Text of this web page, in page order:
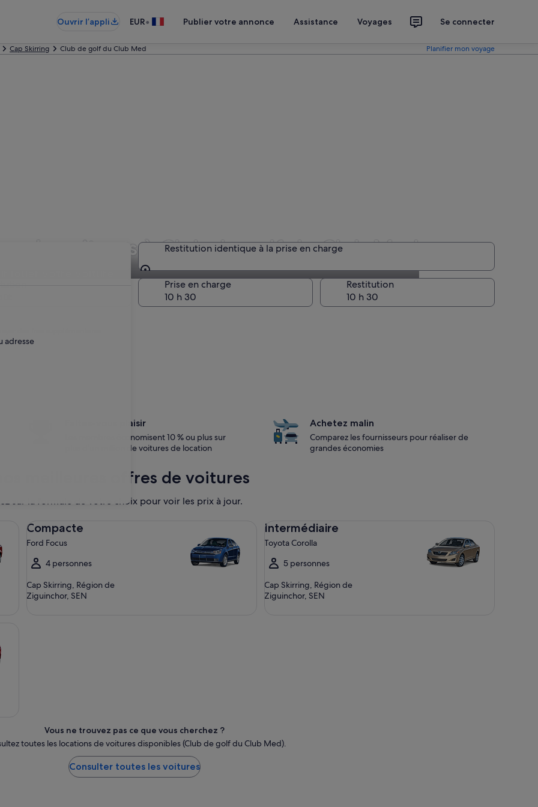
Ouvrir l’appli EUR• Publier votre annonce Assistance Voyages Se connecter
Cap Skirring Club de golf du Club Med Planifier mon voyage
de voitures à Club de golf du Club Med
louer votre voiture
adresse
Restitution identique à la prise en charge
Restitution identique à la prise en charge
Prise en charge Restitution
des frais supplémentaires.
Faites-vous plaisir
Les membres économisent 10 % ou plus sur
plus d’un million de voitures de location
Achetez malin
Comparez les fournisseurs pour réaliser de
grandes économies
meilleures offres de voitures
sur la formule de votre choix pour voir les prix à jour.
Compacte
Ford Focus
4 personnes
Cap Skirring, Région de
Ziguinchor, SEN
Intermédiaire
Toyota Corolla
5 personnes
Cap Skirring, Région de
Ziguinchor, SEN
Vous ne trouvez pas ce que vous cherchez ?
toutes les locations de voitures disponibles (Club de golf du Club Med).
Consulter toutes les voitures